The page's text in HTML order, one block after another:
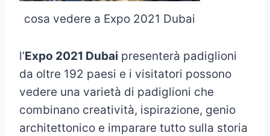
cosa vedere a Expo 2021 Dubai
l’Expo 2021 Dubai presenterà padiglioni
da oltre 192 paesi e i visitatori possono
vedere una varietà di padiglioni che
combinano creatività, ispirazione, genio
architettonico e imparare tutto sulla storia